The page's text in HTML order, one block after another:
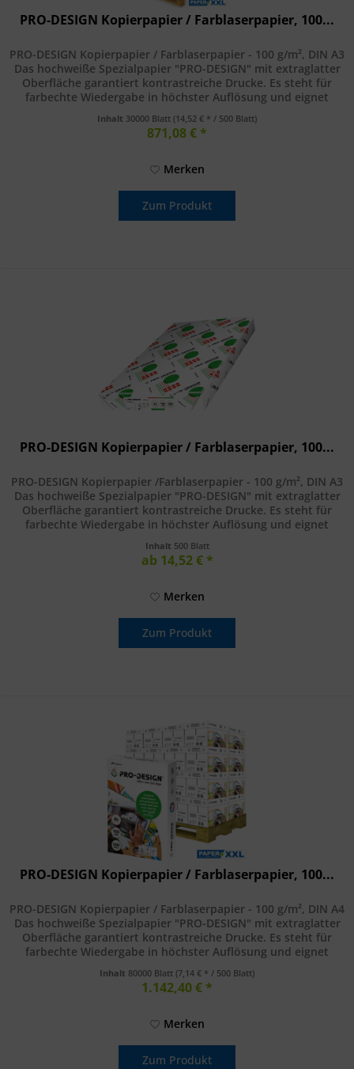
PRO-DESIGN Kopierpapier / Farblaserpapier, 100...
PRO-DESIGN Kopierpapier / Farblaserpapier - 100 g/m², DIN A3
Das hochweiße Spezialpapier "PRO-DESIGN" mit extraglatter
Oberfläche garantiert kontrastreiche Drucke. Es steht für
farbechte Wiedergabe in höchster Auflösung und eignet
Inhalt 30000 Blatt (14,52 € * / 500 Blatt)
871,08 € *
Merken
Zum Produkt
PRO-DESIGN Kopierpapier / Farblaserpapier, 100...
PRO-DESIGN Kopierpapier /Farblaserpapier - 100 g/m², DIN A3
Das hochweiße Spezialpapier "PRO-DESIGN" mit extraglatter
Oberfläche garantiert kontrastreiche Drucke. Es steht für
farbechte Wiedergabe in höchster Auflösung und eignet
Inhalt 500 Blatt
ab 14,52 € *
Merken
Zum Produkt
PRO-DESIGN Kopierpapier / Farblaserpapier, 100...
PRO-DESIGN Kopierpapier / Farblaserpapier - 100 g/m², DIN A4
Das hochweiße Spezialpapier "PRO-DESIGN" mit extraglatter
Oberfläche garantiert kontrastreiche Drucke. Es steht für
farbechte Wiedergabe in höchster Auflösung und eignet
Inhalt 80000 Blatt (7,14 € * / 500 Blatt)
1.142,40 € *
Merken
Zum Produkt